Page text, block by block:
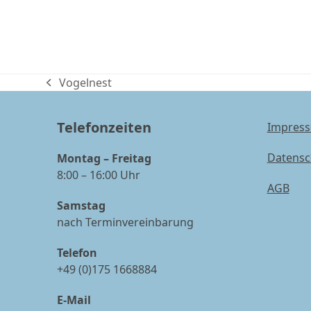
vorheriger
Vogelnest
Telefonzeiten
Montag – Freitag
8:00 – 16:00 Uhr
Samstag
nach Terminvereinbarung
Telefon
+49 (0)175 1668884
E-Mail
AGB